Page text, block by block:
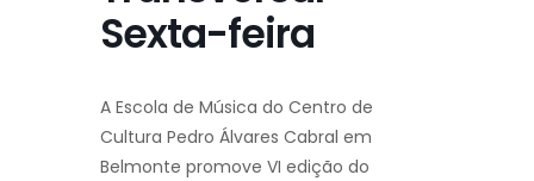
Sexta-feira
A Escola de Música do Centro de
Cultura Pedro Álvares Cabral em
Belmonte promove VI edição do